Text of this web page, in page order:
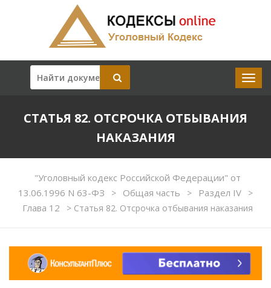
СТАТЬЯ 82. ОТСРОЧКА ОТБЫВАНИЯ
НАКАЗАНИЯ
"Уголовный кодекс Российской Федерации" от
13.06.1996 N 63-ФЗ
> Общая часть > Раздел IV >
Глава 12 > Статья 82. Отсрочка отбывания наказания